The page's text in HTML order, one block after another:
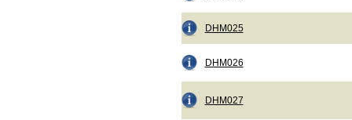
DHM025
DHM026
DHM027